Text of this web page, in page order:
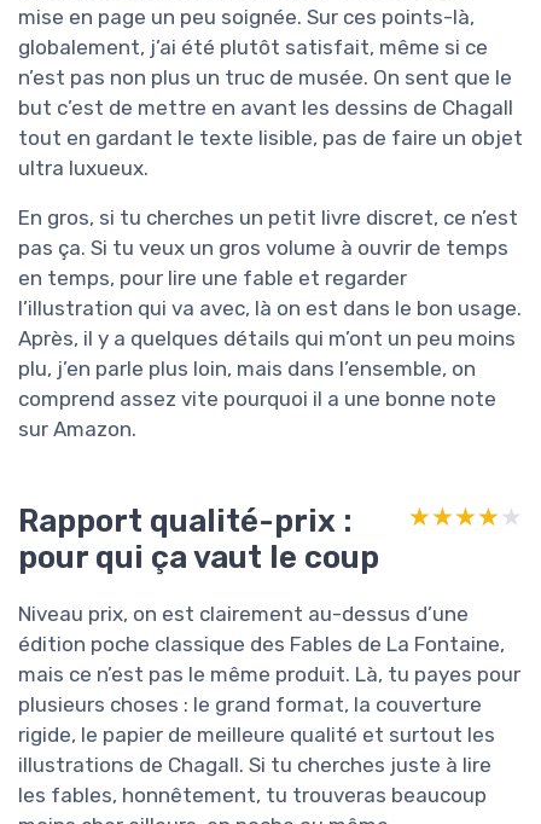
mise en page un peu soignée. Sur ces points-là,
globalement, j’ai été plutôt satisfait, même si ce
n’est pas non plus un truc de musée. On sent que le
but c’est de mettre en avant les dessins de Chagall
tout en gardant le texte lisible, pas de faire un objet
ultra luxueux.
En gros, si tu cherches un petit livre discret, ce n’est
pas ça. Si tu veux un gros volume à ouvrir de temps
en temps, pour lire une fable et regarder
l’illustration qui va avec, là on est dans le bon usage.
Après, il y a quelques détails qui m’ont un peu moins
plu, j’en parle plus loin, mais dans l’ensemble, on
comprend assez vite pourquoi il a une bonne note
sur Amazon.
Rapport qualité-prix :
pour qui ça vaut le coup
★★★★★
★★★★★
Niveau prix, on est clairement au-dessus d’une
édition poche classique des Fables de La Fontaine,
mais ce n’est pas le même produit. Là, tu payes pour
plusieurs choses : le grand format, la couverture
rigide, le papier de meilleure qualité et surtout les
illustrations de Chagall. Si tu cherches juste à lire
les fables, honnêtement, tu trouveras beaucoup